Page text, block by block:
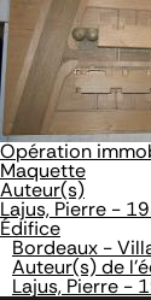
Opération
Maquette
Auteur(s)
Lajus, Pierre -
Édifice
Bordeaux -
Auteur(s) de
Lajus, Pierre -